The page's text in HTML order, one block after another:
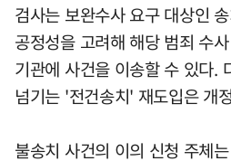
검사는 보완수사 요구 대상인
공정성을 고려해 해당 범죄 수
기관에 사건을 이송할 수 있다.
넘기는 '전건송치' 재도입은 개
불송치 사건의 이의 신청 주체